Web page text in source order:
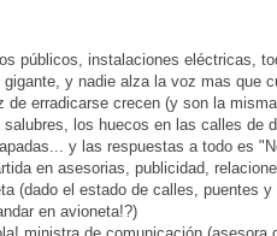
públicos, instalaciones eléctricas,
y nadie alza la voz mas que
de erradicarse crecen (y son la
los huecos en las calles de
y las respuestas a todo es
en asesorias, publicidad,
(dado el estado de calles, puentes
en avioneta!?)